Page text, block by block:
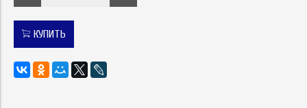
КУПИТЬ